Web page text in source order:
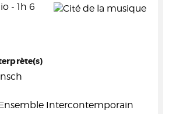
- 1h 6
Intercontemporain